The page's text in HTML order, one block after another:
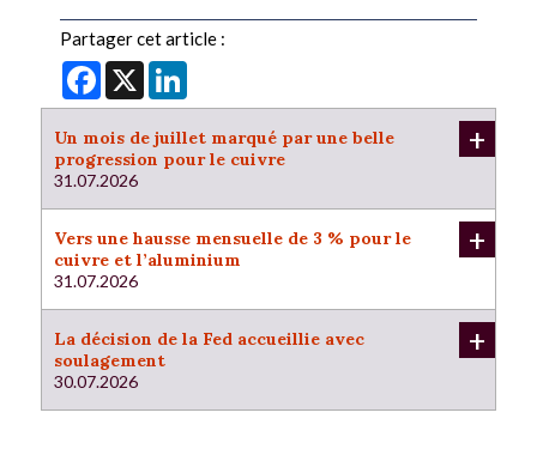
Partager cet article :
Facebook
X
Un mois de juillet marqué par une belle
progression pour le cuivre
31.07.2026
+
Vers une hausse mensuelle de 3 % pour le
cuivre et l’aluminium
31.07.2026
+
La décision de la Fed accueillie avec
soulagement
30.07.2026
+